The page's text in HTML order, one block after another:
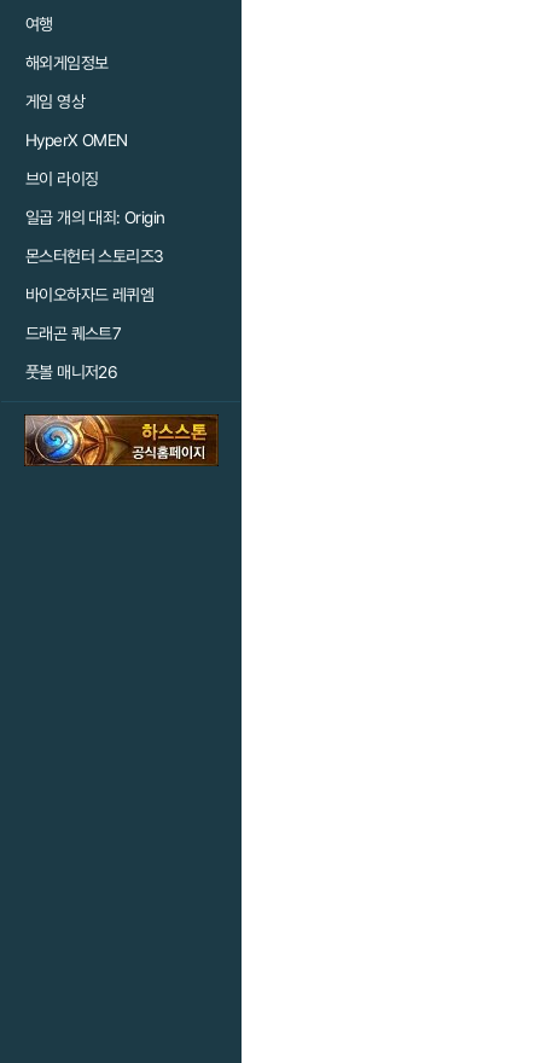
여행
해외게임정보
게임 영상
HyperX OMEN
브이 라이징
일곱 개의 대죄: Origin
몬스터헌터 스토리즈3
바이오하자드 레퀴엠
드래곤 퀘스트7
풋볼 매니저26